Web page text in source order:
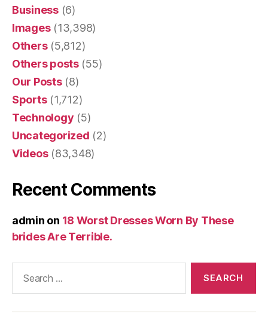
Business(6)
Images(13,398)
Others(5,812)
Others posts(55)
Our Posts(8)
Sports(1,712)
Technology (5)
Uncategorized (2)
Videos(83,348)
Recent Comments
admin on 18 Worst Dresses Worn By These
brides Are Terrible.